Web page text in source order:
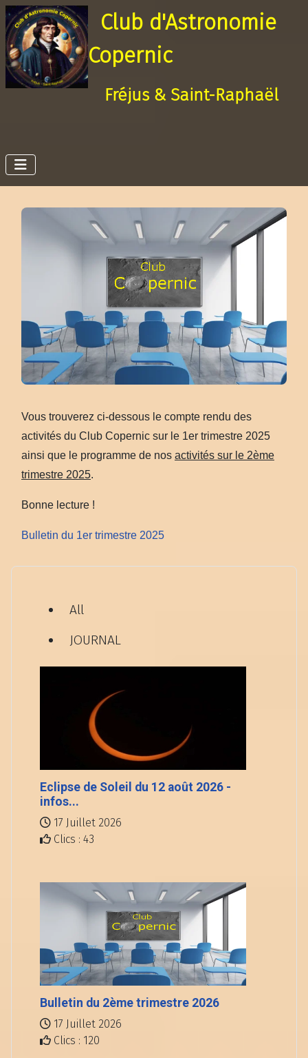
Club d'Astronomie
Copernic
Fréjus & Saint-Raphaël
Vous trouverez ci-dessous le compte rendu des
activités du Club Copernic sur le 1er trimestre 2025
ainsi que le programme de nos activités sur le 2ème
trimestre 2025.
Bonne lecture !
Bulletin du 1er trimestre 2025
All
JOURNAL
Eclipse de Soleil du 12 août 2026 -
infos...
17 Juillet 2026
Clics : 43
Bulletin du 2ème trimestre 2026
17 Juillet 2026
Clics : 120